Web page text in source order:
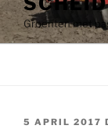
Groenten met
GEPLAATST
5 APRIL 2017